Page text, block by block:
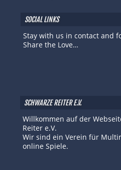
SOCIAL LINKS
Stay with us in contact and
Share the Love…
SCHWARZE REITER E.V.
Willkommen auf der
Reiter e.V.
Wir sind ein Verein für
online Spiele.